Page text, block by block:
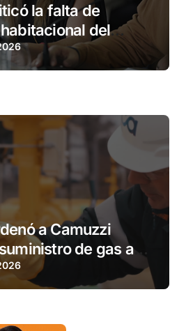
la falta de
del
deja afuera a
más de 20 años
a Camuzzi
de gas a